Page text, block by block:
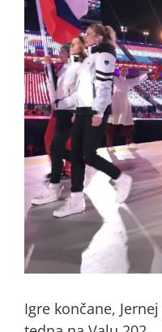
Igre končane,